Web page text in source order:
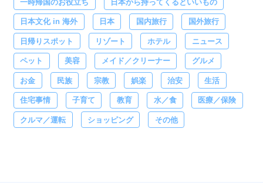
一時帰国のお役立ち 日本から持ってくるといいもの
日本文化 in 海外 日本 国内旅行 国外旅行
日帰りスポット リゾート ホテル ニュース
ペット 美容 メイド／クリーナー グルメ
お金 民族 宗教 娯楽 治安 生活
住宅事情 子育て 教育 水／食 医療／保険
クルマ／運転 ショッピング その他